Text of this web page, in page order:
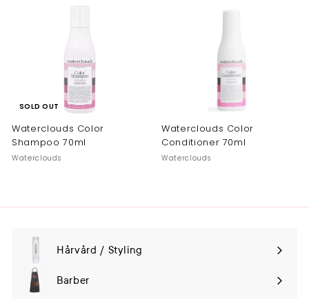
SOLD OUT
Waterclouds Color
Shampoo 70ml
Waterclouds
Waterclouds Color
Conditioner 70ml
Waterclouds
Hårvård / Styling
Expand
submenuBarber